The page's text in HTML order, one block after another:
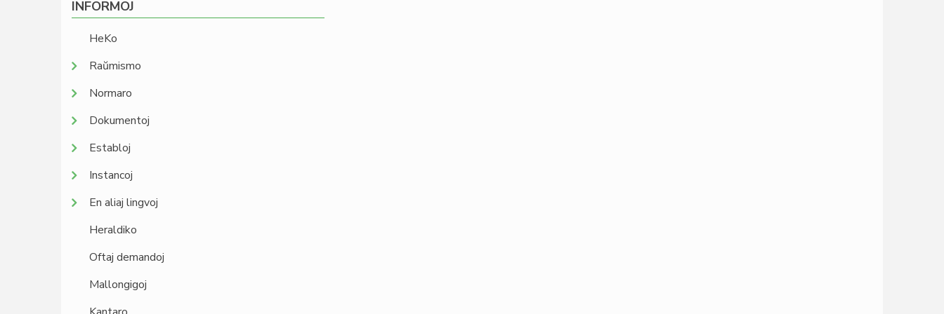
INFORMOJ
HeKo
Raŭmismo
Normaro
Dokumentoj
Establoj
Instancoj
En aliaj lingvoj
Heraldiko
Oftaj demandoj
Mallongigoj